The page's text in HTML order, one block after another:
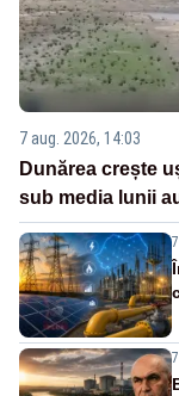
7 aug. 2026, 14:03
Dunărea crește
sub media lunii